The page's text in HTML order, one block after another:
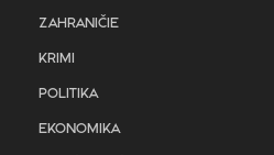
ZAHRANIČIE
KRIMI
POLITIKA
EKONOMIKA